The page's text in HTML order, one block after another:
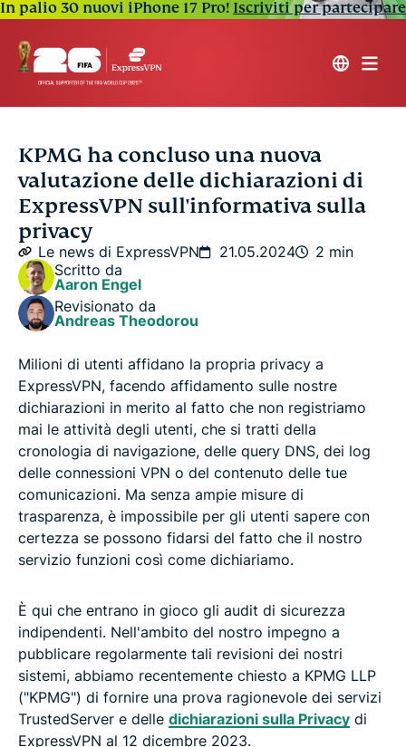
In palio 30 nuovi iPhone 17 Pro! Iscriviti per partecipare
KPMG ha concluso una nuova
valutazione delle dichiarazioni di
ExpressVPN sull'informativa sulla
privacy
Le news di ExpressVPN 21.05.2024
2 min
Scritto da
Aaron Engel
Revisionato da
Andreas Theodorou
Milioni di utenti affidano la propria privacy a
ExpressVPN, facendo affidamento sulle nostre
dichiarazioni in merito al fatto che non registriamo
mai le attività degli utenti, che si tratti della
cronologia di navigazione, delle query DNS, dei log
delle connessioni VPN o del contenuto delle tue
comunicazioni. Ma senza ampie misure di
trasparenza, è impossibile per gli utenti sapere con
certezza se possono fidarsi del fatto che il nostro
servizio funzioni così come dichiariamo.
È qui che entrano in gioco gli audit di sicurezza
indipendenti. Nell'ambito del nostro impegno a
pubblicare regolarmente tali revisioni dei nostri
sistemi, abbiamo recentemente chiesto a KPMG LLP
("KPMG") di fornire una prova ragionevole dei servizi
TrustedServer e delle dichiarazioni sulla Privacy di
ExpressVPN al 12 dicembre 2023.